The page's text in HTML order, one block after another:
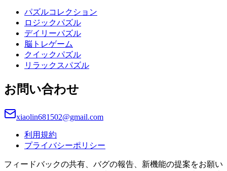
パズルコレクション
ロジックパズル
デイリーパズル
脳トレゲーム
クイックパズル
リラックスパズル
お問い合わせ
xiaolin681502@gmail.com
利用規約
プライバシーポリシー
フィードバックの共有、バグの報告、新機能の提案をお願い